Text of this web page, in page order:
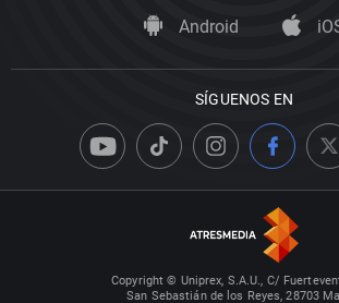
Android
SÍGUENOS EN
Copyright © Uniprex, S.A.U., C/
San Sebastián de los Reyes, 28703